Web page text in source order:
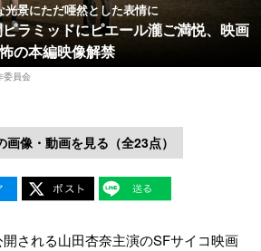
景にただ唖然とした表情に
ラミッドにピエール瀧ご満悦、映画
の本編映像解禁
委員会
画像・動画を見る（全23点）
される山田杏奈主演のSFサイコ映画